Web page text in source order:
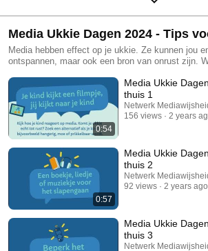
Media Ukkie Dagen 2024 - Tips
Media hebben effect op je ukkie. Ze kunnen jou
ontspannen, maar ook een bron van onrust zijn.
kinderen en opvoeders met die vraag te helpen,
Dagen van 5 t/m 12 april 2024 over de invloed van
ontspanning. Met concrete tips vinden je kind en
jullie situatie.
0:54
Media Ukkie Dagen - Tips voor
thuis 1
Netwerk
156 views
2 years
0:57
Media Ukkie Dagen - Tips voor
thuis 2
Netwerk
92 views
2 years ago
Media Ukkie
thuis 3
Netwerk